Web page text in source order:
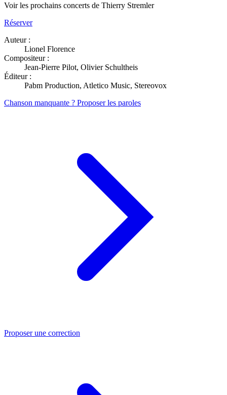
Voir les prochains concerts de Thierry Stremler
Réserver
Auteur :
Lionel Florence
Compositeur :
Jean-Pierre Pilot, Olivier Schultheis
Éditeur :
Pabm Production, Atletico Music, Stereovox
Chanson manquante ? Proposer les paroles
Proposer une correction